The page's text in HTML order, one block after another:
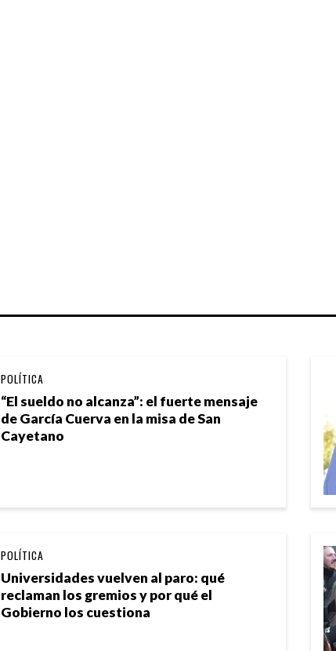
“El sueldo no alcanza”: el fuerte mensaje
de García Cuerva en la misa de San
Cayetano
POLÍTICA
Universidades vuelven al paro: qué
reclaman los gremios y por qué el
Gobierno los cuestiona
POLÍTICA